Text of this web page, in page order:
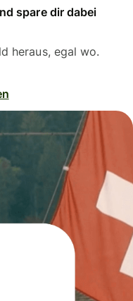
spare dir dabei
heraus, egal wo.